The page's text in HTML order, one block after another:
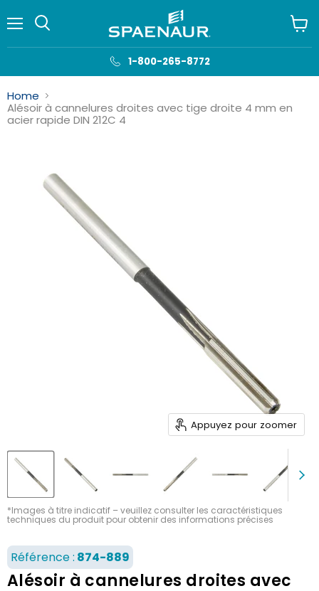
1-800-265-8772
le
Home
Alésoir à cannelures droites avec tige droite 4 mm en
acier rapide DIN 212C 4
Appuyez pour zoomer
*Images à titre indicatif – veuillez consulter les caractéristiques
techniques du produit pour obtenir des informations précises
Référence : 874-889
Alésoir à cannelures droites avec